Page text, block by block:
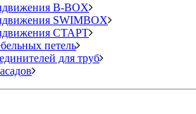
B-BOX
SWIMBOX
СТАРТ
петель
для труб